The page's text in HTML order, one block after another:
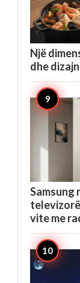
Një
dhe
Samsung
vite me